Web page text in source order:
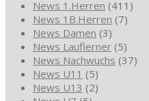
News 1.Herren (411)
News 1B.Herren (7)
News Damen (3)
News Lauflerner (5)
News Nachwuchs (37)
News U11 (5)
News U13 (2)